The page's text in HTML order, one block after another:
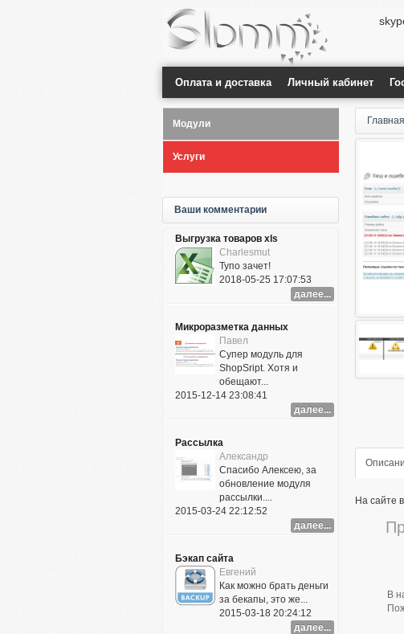
Оплата и доставка Личный кабинет
Модули
Услуги
Ваши комментарии
Выгрузка товаров xls
Charlesmut
Тупо зачет!
2018-05-25 17:07:53
далее...
Микроразметка данных
Павел
Супер модуль для
ShopSript. Хотя и
обещают...
2015-12-14 23:08:41
далее...
Рассылка
Александр
Спасибо Алексею, за
обновление модуля
рассылки....
2015-03-24 22:12:52
далее...
Бэкап сайта
Евгений
Как можно брать деньги
за бекапы, это же...
2015-03-18 20:24:12
далее...
Главная
На сайте
В